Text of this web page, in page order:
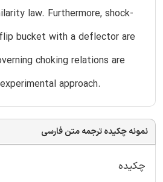
law. Furthermore, shock-
bucket with a deflector are
choking relations are
approach.
نمونه چکیده ترجمه متن فارسی
چکیده